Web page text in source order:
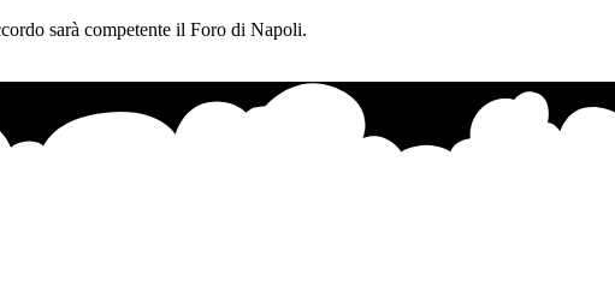
sarà competente il Foro di Napoli.